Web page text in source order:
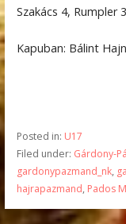
Szakács 4, Rumpler
Kapuban: Bálint
Posted in: U17
Filed under: Gárdony-
gardonypazmand_nk,
hajrapazmand, Pados